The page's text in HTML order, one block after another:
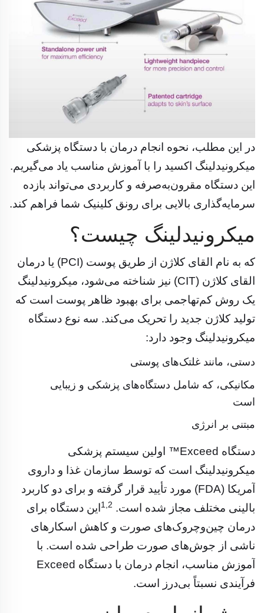
در این مطلب، نحوه انجام درمان با دستگاه پزشکی
میکرونیدلینگ اکسید را با آموزش مناسب یاد می‌گیریم.
این دستگاه مقرون‌به‌صرفه و کاربردی می‌تواند بازده
سرمایه‌گذاری بالایی برای رونق کلینیک شما فراهم کند.
میکرونیدلینگ چیست؟
که به نام القای کلاژن از طریق پوست (PCI) یا درمان
القای کلاژن (CIT) نیز شناخته می‌شود، میکرونیدلینگ
یک روش کم‌تهاجمی برای بهبود ظاهر پوست است که
تولید کلاژن جدید را تحریک می‌کند. سه نوع دستگاه
میکرونیدلینگ وجود دارد:
دستی، مانند غلتک‌های پوستی
مکانیکی، که شامل دستگاه‌های پزشکی و زیبایی
است
مبتنی بر انرژی
دستگاه Exceed™ اولین سیستم پزشکی
میکرونیدلینگ است که توسط سازمان غذا و داروی
آمریکا (FDA) مورد تأیید قرار گرفته و برای دو کاربرد
بالینی مختلف مجاز شده است. 1,2 این دستگاه برای
درمان چین‌وچروک‌های صورت و کاهش اسکارهای
ناشی از جوش‌های صورت طراحی شده است. با
آموزش مناسب، انجام درمان با دستگاه Exceed
فرآیندی نسبتاً بی‌درز است.